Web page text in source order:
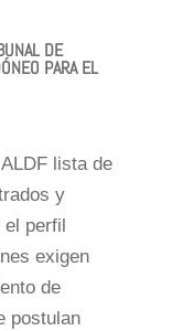
DE
PARA EL
lista de
y
perfil
exigen
de
postulan